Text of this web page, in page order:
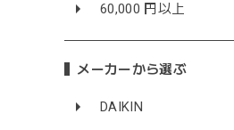
60,000 円以上
メーカーから選ぶ
DAIKIN